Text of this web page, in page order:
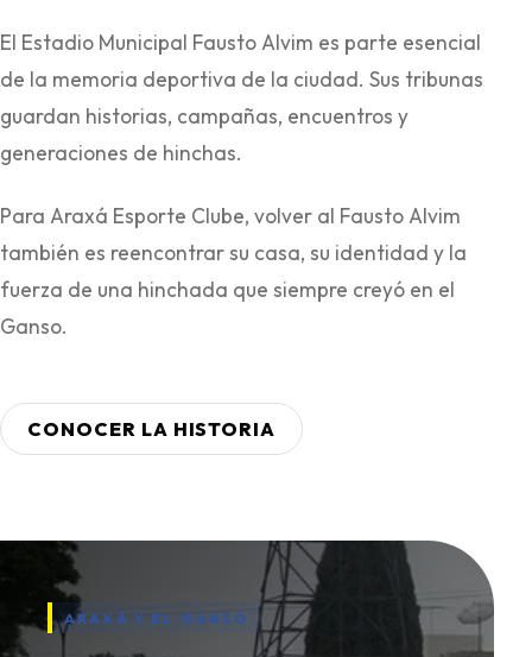
El Estadio Municipal Fausto Alvim es parte esencial
de la memoria deportiva de la ciudad. Sus tribunas
guardan historias, campañas, encuentros y
generaciones de hinchas.
Para Araxá Esporte Clube, volver al Fausto Alvim
también es reencontrar su casa, su identidad y la
fuerza de una hinchada que siempre creyó en el
Ganso.
CONOCER LA HISTORIA
ARAXÁ Y EL GANSO